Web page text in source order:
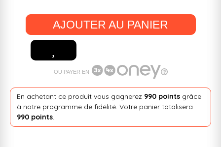
AJOUTER AU PANIER
OU PAYER EN
En achetant ce produit vous gagnerez 990 pointsgrâce
à notre programme de fidélité. Votre panier totalisera
990 points.